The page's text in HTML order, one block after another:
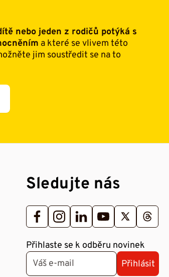
nebo jeden z rodičů potýká s
a které se vlivem této
jim soustředit se na to
Sledujte nás
Přihlaste se k odběru novinek
Přihlásit